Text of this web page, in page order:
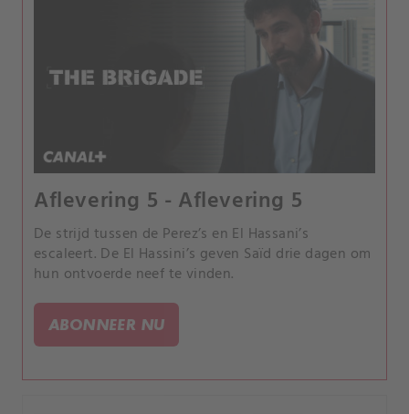
Aflevering 5 - Aflevering 5
De strijd tussen de Perez’s en El Hassani’s
escaleert. De El Hassini’s geven Saïd drie dagen om
hun ontvoerde neef te vinden.
ABONNEER NU